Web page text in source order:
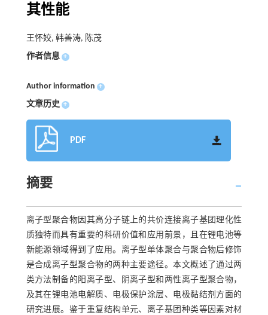
其性能
王怀姣, 韩善涛, 陈茂
作者信息 +
Author information +
文章历史 +
PDF
摘要
离子型聚合物因其高分子链上的共价连接离子基团理化性
质独特而具有重要的科研价值和应用前景，且在锂电池等
新能源领域得到了应用。离子型单体聚合与聚合物后修饰
是合成离子型聚合物的两种主要途径。本文概述了通过两
类方法制备的阳离子型、阴离子型和两性离子型聚合物，
及其在锂电池电解质、电极保护涂层、电极黏结剂方面的
研究进展。鉴于重复结构单元、离子基团种类等因素对材